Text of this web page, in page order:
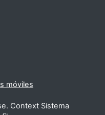
móviles
Context Sistema